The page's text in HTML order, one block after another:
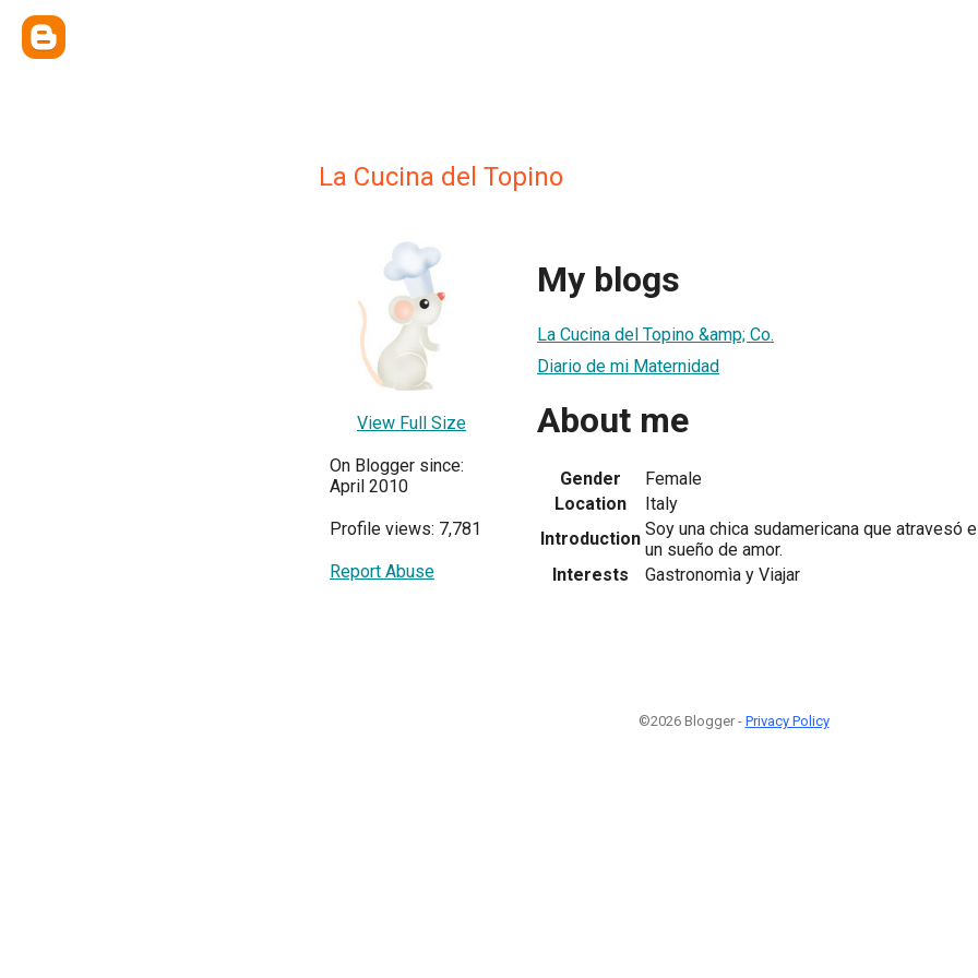
La Cucina del Topino
View Full Size
On Blogger since:
April 2010
Profile views: 7,781
Report Abuse
My blogs
La Cucina del Topino &amp; Co.
Diario de mi Maternidad
About me
Gender
Female
Location
Italy
Introduction Soy una chica sudamericana que atravesó
un sueño de amor.
Interests
Gastronomìa y Viajar
©2026 Blogger - Privacy Policy